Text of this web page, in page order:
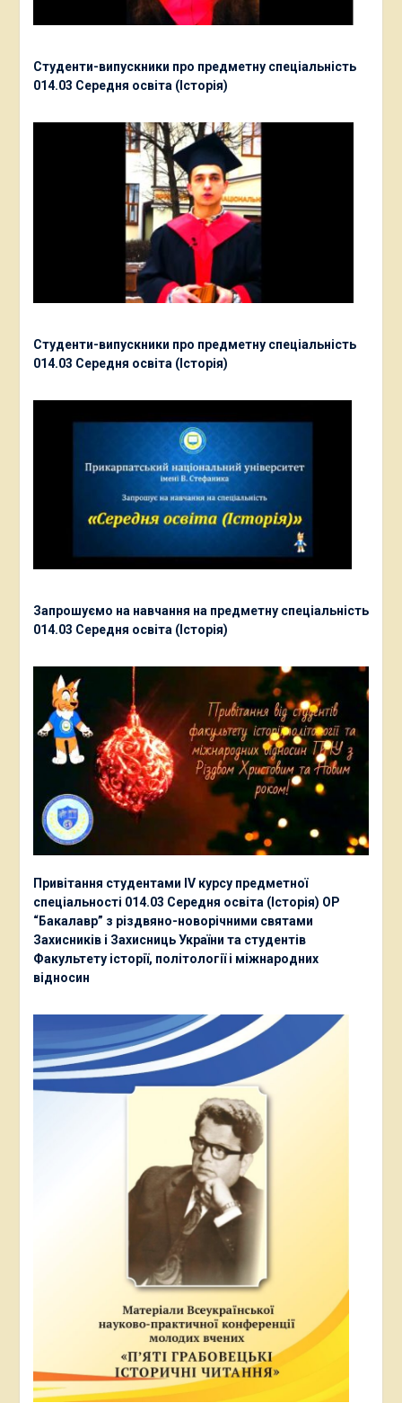
Студенти-випускники про предметну спеціальність
014.03 Середня освіта (Історія)
Студенти-випускники про предметну спеціальність
014.03 Середня освіта (Історія)
Запрошуємо на навчання на предметну спеціальність
014.03 Середня освіта (Історія)
Привітання студентами ІV курсу предметної
спеціальності 014.03 Середня освіта (Історія) ОР
“Бакалавр” з різдвяно-новорічними святами
Захисників і Захисниць України та студентів
Факультету історії, політології і міжнародних
відносин